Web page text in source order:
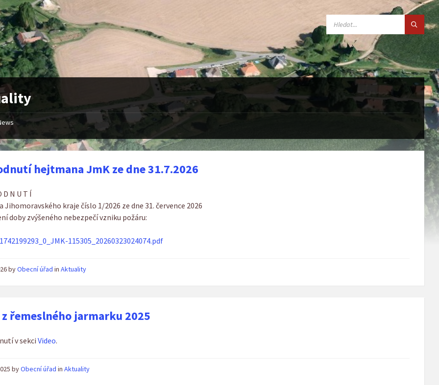
hejtmana JmK ze dne 31.7.2026
D N U T Í
Jihomoravského kraje číslo 1/2026 ze dne 31. července 2026
doby zvýšeného nebezpečí vzniku požáru:
115305_20260323024074.pdf
byObecní úřad inAktuality
z řemeslného jarmarku 2025
v sekciVideo.
byObecní úřad inAktuality